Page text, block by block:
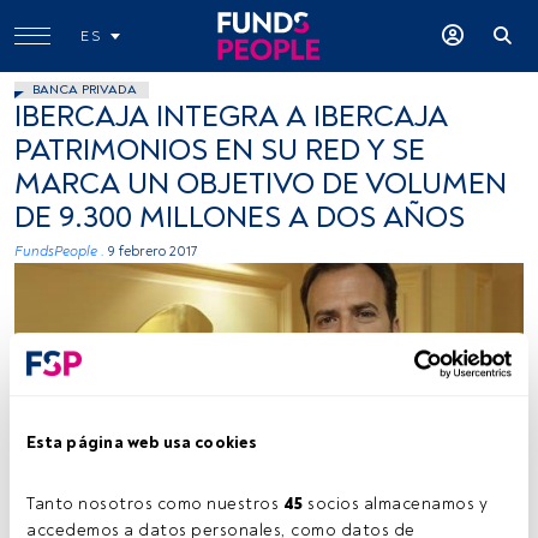
Esta página web usa cookies
Tanto nosotros como nuestros 45 socios almacenamos y
accedemos a datos personales, como datos de
ES
BANCA PRIVADA
IBERCAJA INTEGRA A IBERCAJA
PATRIMONIOS EN SU RED Y SE
MARCA UN OBJETIVO DE VOLUMEN
DE 9.300 MILLONES A DOS AÑOS
FundsPeople . 9 febrero 2017